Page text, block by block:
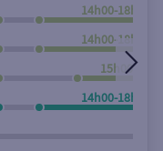
14h00-18h00
14h00-18h00
15h00-
14h00-18h00